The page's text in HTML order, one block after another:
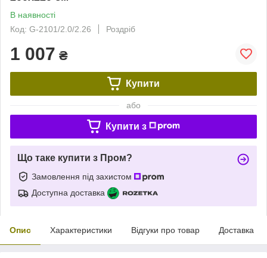
В наявності
Код: G-2101/2.0/2.26
Роздріб
1 007 ₴
Купити
або
Купити з
Що таке купити з Пром?
Замовлення під захистом
Доступна доставка
Опис Характеристики Відгуки про товар Доставка